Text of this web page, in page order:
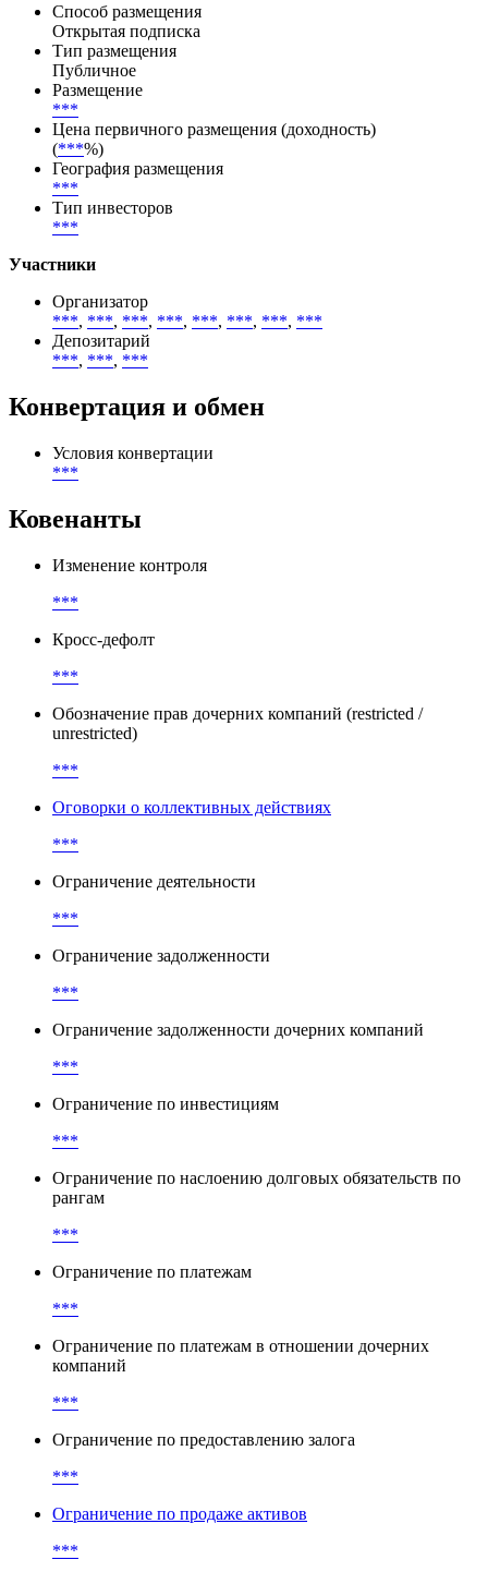
Способ размещения
Открытая подписка
Тип размещения
Публичное
Размещение
***
Цена первичного размещения (доходность)
(***%)
География размещения
***
Тип инвесторов
***
Участники
Организатор
***, ***, ***, ***, ***, ***, ***, ***
Депозитарий
***, ***, ***
Конвертация и обмен
Условия конвертации
***
Ковенанты
Изменение контроля
***
Кросс-дефолт
***
Обозначение прав дочерних компаний (restricted /
unrestricted)
***
Оговорки о коллективных действиях
***
Ограничение деятельности
***
Ограничение задолженности
***
Ограничение задолженности дочерних компаний
***
Ограничение по инвестициям
***
Ограничение по наслоению долговых обязательств по
рангам
***
Ограничение по платежам
***
Ограничение по платежам в отношении дочерних
компаний
***
Ограничение по предоставлению залога
***
Ограничение по продаже активов
***